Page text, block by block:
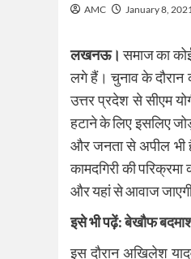
AMC January 8,
लखनऊ। समाज का
लगे हैं। चुनाव के
उत्तर प्रदेश से सीएम
हटाने के लिए इसलिए
और जनता से अपील भी
कामदगिरी की
और यहां से आवाज
इसे भी पढ़ें:बेखौफ
इस दौरान अखिलेश